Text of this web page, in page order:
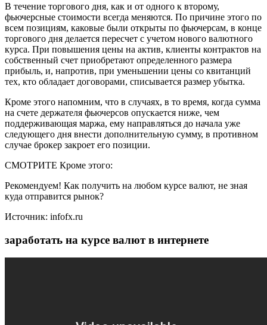
В течение торгового дня, как и от одного к второму,
фьючерсные стоимости всегда меняются. По причине этого по
всем позициям, каковые были открыты по фьючерсам, в конце
торгового дня делается пересчет с учетом нового валютного
курса. При повышения цены на актив, клиенты контрактов на
собственный счет приобретают определенного размера
прибыль, и, напротив, при уменьшении цены со квитанций
тех, кто обладает договорами, списывается размер убытка.
Кроме этого напомним, что в случаях, в то время, когда сумма
на счете держателя фьючерсов опускается ниже, чем
поддерживающая маржа, ему направляться до начала уже
следующего дня внести дополнительную сумму, в противном
случае брокер закроет его позиции.
СМОТРИТЕ Кроме этого:
Рекомендуем! Как получить на любом курсе валют, не зная
куда отправится рынок?
Источник: infofx.ru
заработать на курсе валют в интернете